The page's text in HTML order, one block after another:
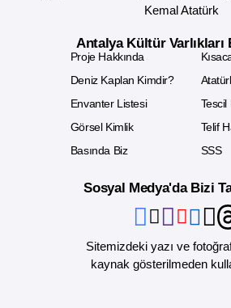
Kemal Atatürk
Antalya Kültür Varlıkları
Proje Hakkında
Deniz Kaplan Kimdir?
Envanter Listesi
Tescil
Görsel Kimlik
Telif
Basında Biz
SSS
Sosyal Medya'da Bizi
Sitemizdeki yazı ve
kaynak gösterilmeden